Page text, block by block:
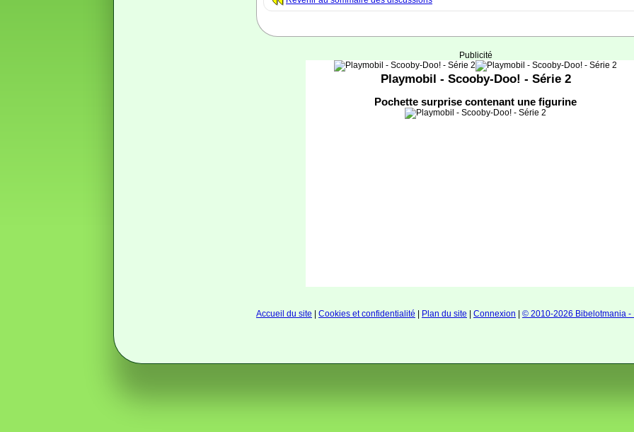
Publicité
Playmobil - Scooby-Doo! - Série 2
Pochette surprise contenant une figurine
Accueil du site Cookies et confidentialité Plan du site Connexion © 2010-2026 Bibelotmania -